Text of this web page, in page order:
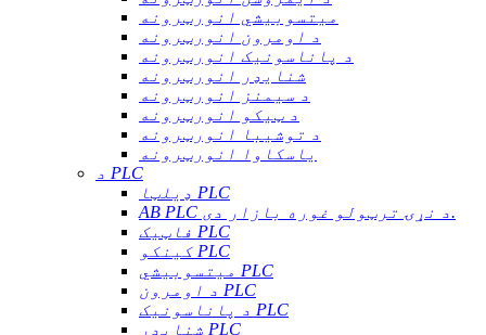
میتسوبیشي انورټرونه
د اومرون انورټرونه
د پاناسونیک انورټرونه
شنایډر انورټرونه
د سیمنز انورټرونه
د ټیکو انورټرونه
د توشیبا انورټرونه
یاسکاوا انورټرونه
د PLC
ډیلټا PLC
AB PLC د نړۍ ترټولو غوره بازار دی.
فاټیک PLC
کینکو PLC
میتسوبیشي PLC
د اومرون PLC
د پاناسونیک PLC
شنایډر PLC